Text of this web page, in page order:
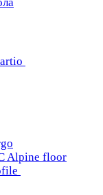
Alpine floor